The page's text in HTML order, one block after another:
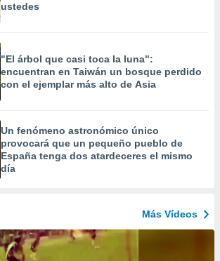
ustedes
"El árbol que casi toca la luna":
encuentran en Taiwán un bosque perdido
con el ejemplar más alto de Asia
Un fenómeno astronómico único
provocará que un pequeño pueblo de
España tenga dos atardeceres el mismo
día
Más Vídeos